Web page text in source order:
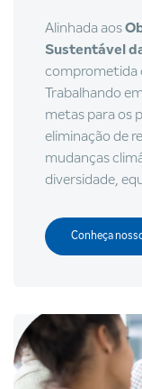
Alinhada aos
Sustentável
comprometida
Trabalhando
metas para os
eliminação de
mudanças
diversidade,
Conheça